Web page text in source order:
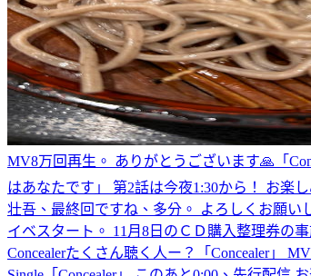
MV8万回再生。 ありがとうございます🙏 「
はあなたです」 第2話は今夜1:30から！ お楽
壮吾、最終回ですね、多分。 よろしくお願い
イベスタート。 11月8日のＣＤ購入整理券の事
Concealerたくさん聴く人ー？
「Concealer」